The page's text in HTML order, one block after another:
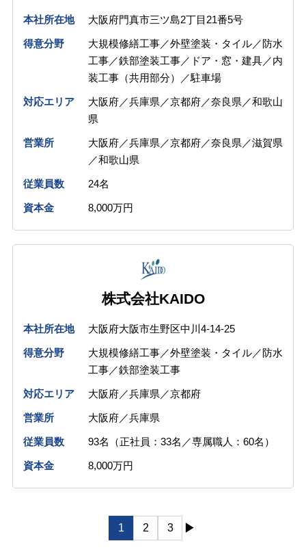
本社所在地 大阪府門真市三ツ島2丁目21番5号
得意分野
大規模修繕工事／外壁塗装・タイル／防水
工事／鉄部塗装工事／ドア・窓・建具／内
装工事（共用部分）／駐車場
対応エリア
大阪府／兵庫県／京都府／奈良県／和歌山
県
営業所
大阪府／兵庫県／京都府／奈良県／滋賀県
／和歌山県
従業員数 24名
資本金 8,000万円
株式会社KAIDO
本社所在地 大阪府大阪市生野区中川4-14-25
得意分野
大規模修繕工事／外壁塗装・タイル／防水
工事／鉄部塗装工事
対応エリア 大阪府／兵庫県／京都府
営業所 大阪府／兵庫県
従業員数 93名（正社員：33名／専属職人：60名）
資本金 8,000万円
1 2 3 ▶